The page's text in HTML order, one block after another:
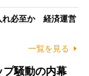
れ必至か 経済運営
一覧を見る
プ騒動の内幕